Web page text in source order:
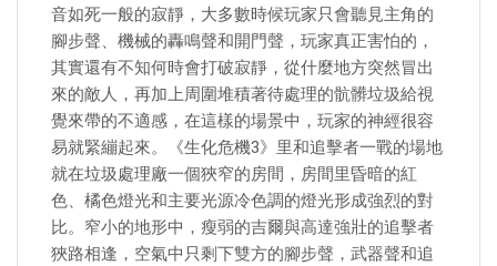
音如死一般的寂靜，大多數時候玩家只會聽見主角的
腳步聲、機械的轟鳴聲和開門聲，玩家真正害怕的，
其實還有不知何時會打破寂靜，從什麼地方突然冒出
來的敵人，再加上周圍堆積著待處理的骯髒垃圾給視
覺來帶的不適感，在這樣的場景中，玩家的神經很容
易就緊繃起來。《生化危機3》里和追擊者一戰的場地
就在垃圾處理廠一個狹窄的房間，房間里昏暗的紅
色、橘色燈光和主要光源冷色調的燈光形成強烈的對
比。窄小的地形中，瘦弱的吉爾與高達強壯的追擊者
狹路相逢，空氣中只剩下雙方的腳步聲，武器聲和追